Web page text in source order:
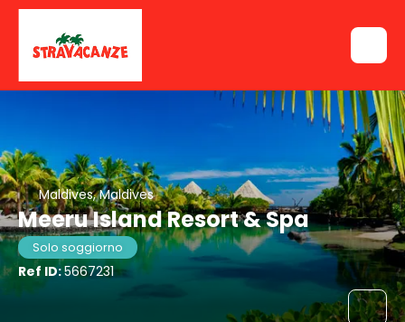
Maldives, Maldives
Meeru Island Resort & Spa
Solo soggiorno
Ref ID:5667231